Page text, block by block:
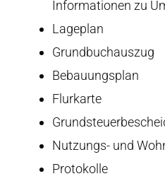
Informationen zu
Lageplan
Grundbuchauszug
Bebauungsplan
Flurkarte
Nutzungs- und
Protokolle